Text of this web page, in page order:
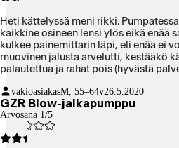
Heti kättelyssä meni rikki.
kaikkine osineen lensi ylös eikä enää
kulkee painemittarin läpi, eli enää ei
muovinen jalusta arvelutti, kestääkö
palautettua ja rahat pois (hyvästä
vakioasiakasM, 55–64v26.5.2020
GZR Blow-jalkapumppu
Arvosana 1/5